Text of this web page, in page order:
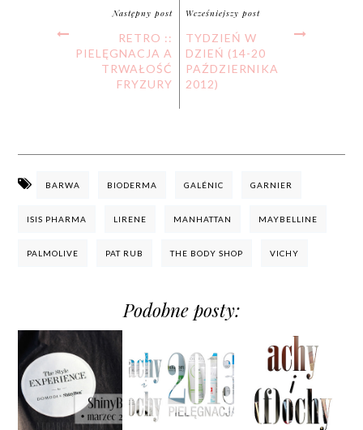
Następny post
RETRO ::
PIELĘGNACJA A
TRWAŁOŚĆ
FRYZURY
Wcześniejszy post
TYDZIEŃ W
DZIEŃ (14-20
PAŹDZIERNIKA
2012)
BARWA BIODERMA GALÉNIC GARNIER
ISIS PHARMA LIRENE MANHATTAN MAYBELLINE
PALMOLIVE PAT RUB THE BODY SHOP VICHY
Podobne posty: